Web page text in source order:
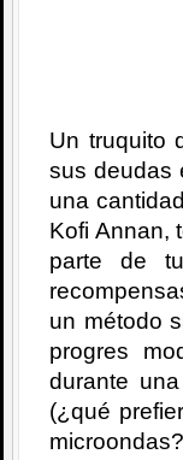
Un truquito
sus deudas
una
Kofi Annan,
parte de
un método
progres
durante
(¿qué